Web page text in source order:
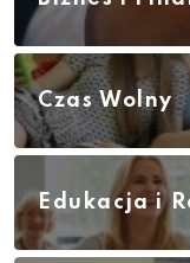
Czas Wolny
Edukacja i